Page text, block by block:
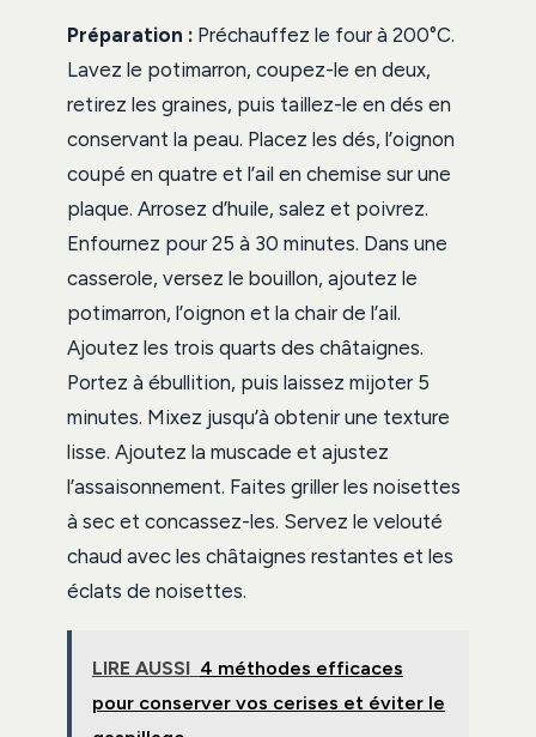
Préparation : Préchauffez le four à 200°C.
Lavez le potimarron, coupez-le en deux,
retirez les graines, puis taillez-le en dés en
conservant la peau. Placez les dés, l’oignon
coupé en quatre et l’ail en chemise sur une
plaque. Arrosez d’huile, salez et poivrez.
Enfournez pour 25 à 30 minutes. Dans une
casserole, versez le bouillon, ajoutez le
potimarron, l’oignon et la chair de l’ail.
Ajoutez les trois quarts des châtaignes.
Portez à ébullition, puis laissez mijoter 5
minutes. Mixez jusqu’à obtenir une texture
lisse. Ajoutez la muscade et ajustez
l’assaisonnement. Faites griller les noisettes
à sec et concassez-les. Servez le velouté
chaud avec les châtaignes restantes et les
éclats de noisettes.
LIRE AUSSI 4 méthodes efficaces
pour conserver vos cerises et éviter le